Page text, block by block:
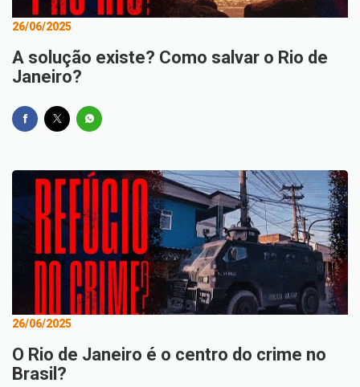
26/06/2025
A solução existe? Como salvar o Rio de
Janeiro?
26/06/2025
O Rio de Janeiro é o centro do crime no
Brasil?